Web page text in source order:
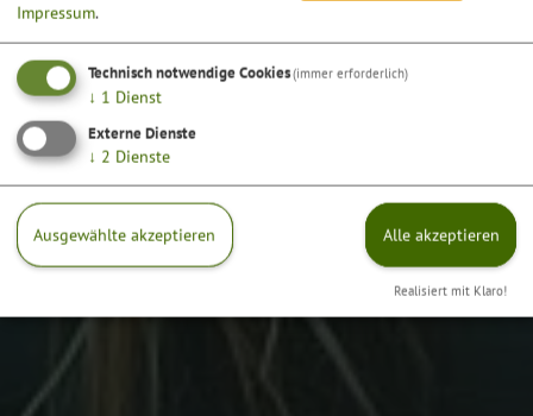
Impressum.
Technisch notwendige Cookies(immer erforderlich)
↓ 1 Dienst
Externe Dienste
↓ 2 Dienste
Ausgewählte akzeptieren Alle akzeptieren
Realisiert mit Klaro!